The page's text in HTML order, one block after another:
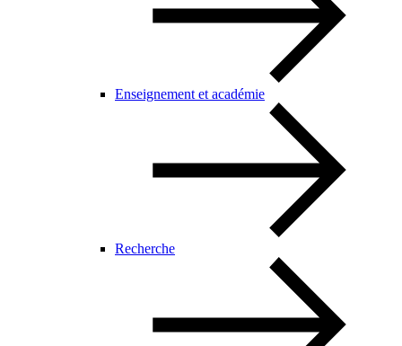
Enseignement et académie
Recherche